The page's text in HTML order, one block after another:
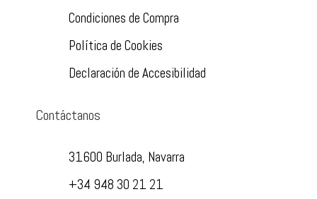
Condiciones de Compra
Política de Cookies
Declaración de Accesibilidad
Contáctanos
31600 Burlada, Navarra
+34 948 30 21 21